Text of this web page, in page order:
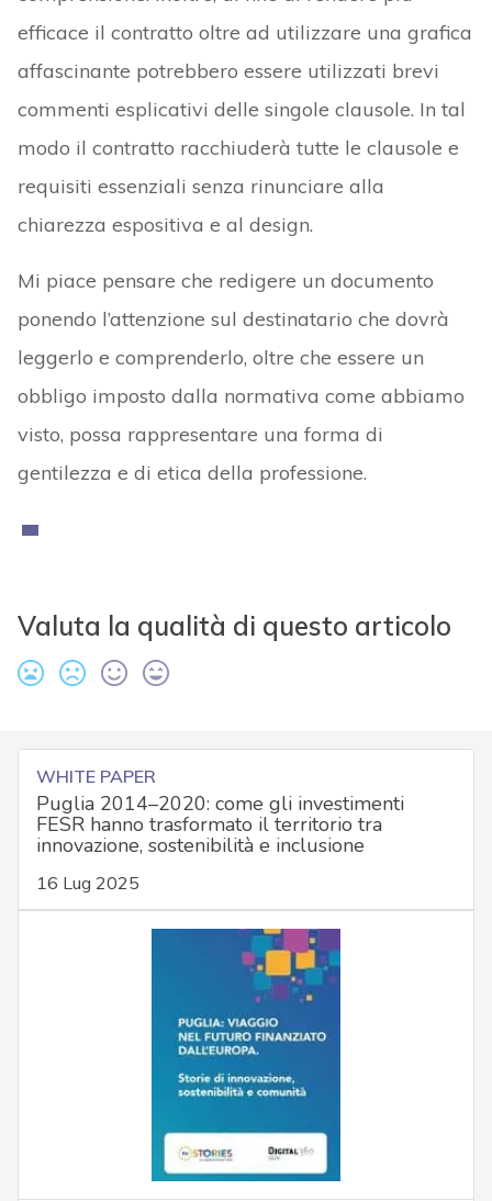
efficace il contratto oltre ad utilizzare una grafica
affascinante potrebbero essere utilizzati brevi
commenti esplicativi delle singole clausole. In tal
modo il contratto racchiuderà tutte le clausole e
requisiti essenziali senza rinunciare alla
chiarezza espositiva e al design.
Mi piace pensare che redigere un documento
ponendo l’attenzione sul destinatario che dovrà
leggerlo e comprenderlo, oltre che essere un
obbligo imposto dalla normativa come abbiamo
visto, possa rappresentare una forma di
gentilezza e di etica della professione.
Valuta la qualità di questo articolo
WHITE PAPER
Puglia 2014–2020: come gli investimenti
FESR hanno trasformato il territorio tra
innovazione, sostenibilità e inclusione
16 Lug 2025